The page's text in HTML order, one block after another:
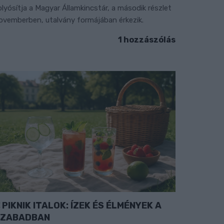
a Magyar Államkincstár, a második részlet
utalvány formájában érkezik.
1 hozzászólás
PIKNIK ITALOK: ÍZEK ÉS ÉLMÉNYEK A